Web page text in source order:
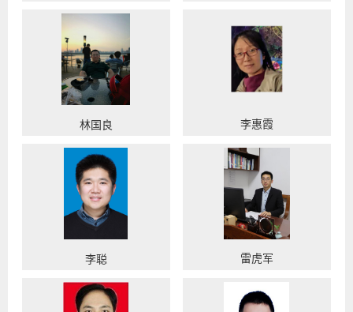
林国良 李惠霞
李聪 雷虎军